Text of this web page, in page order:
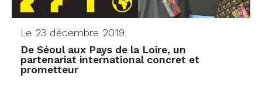
Le 23 décembre 2019
De Séoul aux Pays de la Loire, un
partenariat international concret et
prometteur